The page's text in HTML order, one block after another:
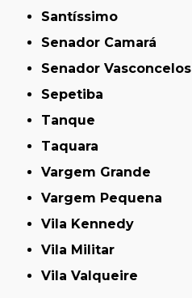
Santíssimo
Senador Camará
Senador Vasconcelos
Sepetiba
Tanque
Taquara
Vargem Grande
Vargem Pequena
Vila Kennedy
Vila Militar
Vila Valqueire